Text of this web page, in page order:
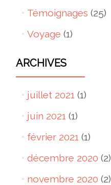
Témoignages (25)
Voyage (1)
ARCHIVES
juillet 2021 (1)
juin 2021 (1)
février 2021 (1)
décembre 2020 (2)
novembre 2020 (2)